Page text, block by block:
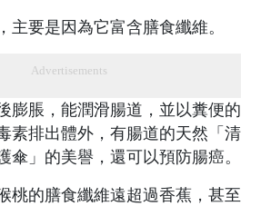
主要是因為它富含膳食纖維。
Advertisements
膨脹，能潤滑腸道，並以糞便的
素排出體外，有腸道的天然「清
傘」的美譽，還可以預防腸癌。
桃的膳食纖維遠超過香蕉，甚至